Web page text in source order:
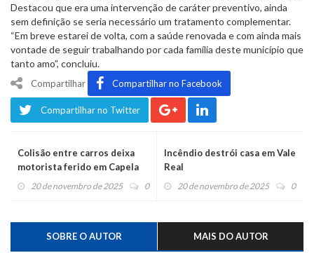
Destacou que era uma intervenção de caráter preventivo, ainda
sem definição se seria necessário um tratamento complementar.
“Em breve estarei de volta, com a saúde renovada e com ainda mais
vontade de seguir trabalhando por cada família deste município que
tanto amo”, concluiu.
Compartilhar Compartilhar no Facebook
Compartilhar no Twitter
Colisão entre carros deixa
motorista ferido em Capela
de Santana
20 de novembro de 2025 0
Incêndio destrói casa em Vale
Real
20 de novembro de 2025 0
SOBRE O AUTOR MAIS DO AUTOR